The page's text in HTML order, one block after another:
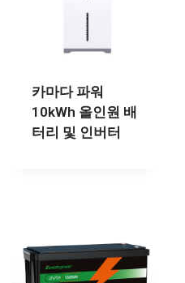
카마다 파워
10kWh 올인원 배
터리 및 인버터